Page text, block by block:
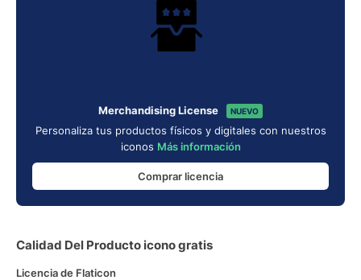
Merchandising License NUEVO
Personaliza tus productos físicos y digitales con nuestros
iconos Más información
Comprar licencia
Calidad Del Producto icono gratis
Licencia de Flaticon